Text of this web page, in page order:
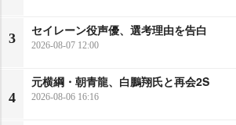
3
セイレーン役声優、選考理由を告白
2026-08-07 12:00
4
元横綱・朝青龍、白鵬翔氏と再会2S
2026-08-06 16:16